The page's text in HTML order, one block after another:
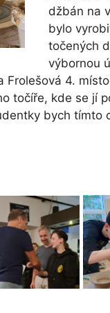
džbán na
bylo
točených
výbornou
Frolešová 4.
točíře, kde se jí
bych tímto